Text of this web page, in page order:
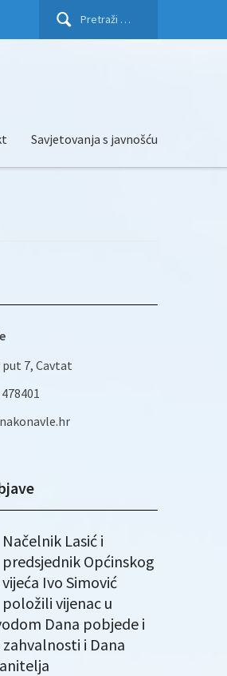
Pretraži:
Savjetovanja s javnošću
7, Cavtat
Načelnik Lasić i
predsjednik Općinskog
vijeća Ivo Simović
položili vijenac u
Dana pobjede i
i Dana